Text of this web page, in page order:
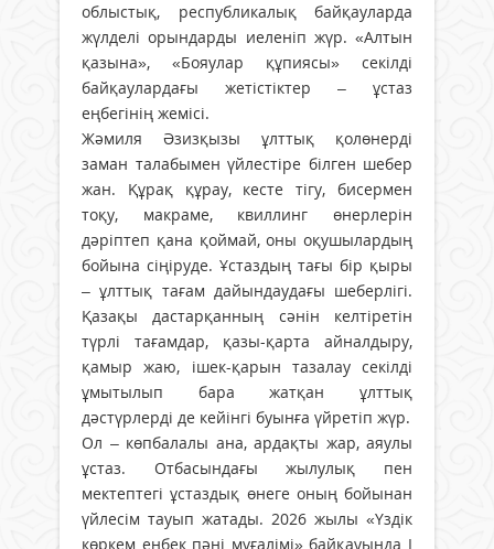
облыстық, республикалық байқауларда
жүлделі орындарды иеленіп жүр. «Алтын
қазына», «Бояулар құпиясы» секілді
байқаулардағы жетістіктер – ұстаз
еңбегінің жемісі.
Жәмиля Әзизқызы ұлттық қолөнерді
заман талабымен үйлестіре білген шебер
жан. Құрақ құрау, кесте тігу, бисермен
тоқу, макраме, квиллинг өнерлерін
дәріптеп қана қоймай, оны оқушылардың
бойына сіңіруде. Ұстаздың тағы бір қыры
– ұлттық тағам дайындаудағы шеберлігі.
Қазақы дастарқанның сәнін келтіретін
түрлі тағамдар, қазы-қарта айналдыру,
қамыр жаю, ішек-қарын тазалау секілді
ұмытылып бара жатқан ұлттық
дәстүрлерді де кейінгі буынға үйретіп жүр.
Ол – көпбалалы ана, ардақты жар, аяулы
ұстаз. Отбасындағы жылулық пен
мектептегі ұстаздық өнеге оның бойынан
үйлесім тауып жатады. 2026 жылы «Үздік
көркем еңбек пәні мұғалімі» байқауында І